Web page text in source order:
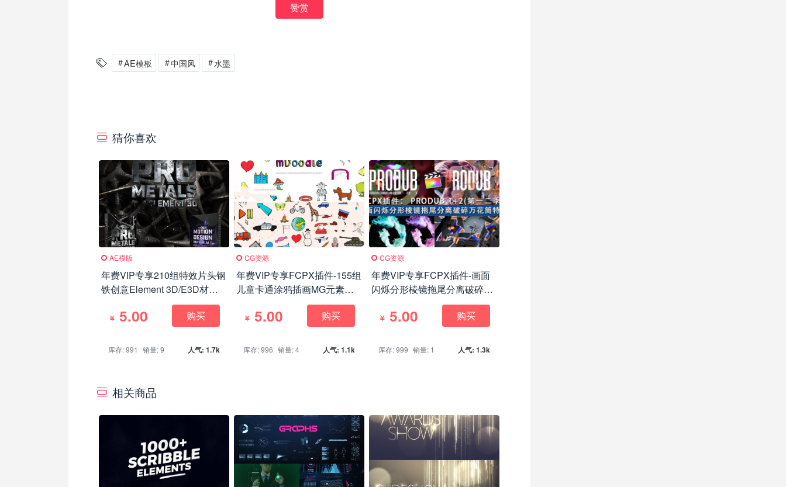
赞赏
AE模板 中国风 水墨
猜你喜欢
AE模版
年费VIP专享210组特效片头钢
铁创意Element 3D/E3D材质
5.00 购买
库存: 991 销量: 9 人气: 1.7k
CG资源
年费VIP专享FCPX插件-155组
儿童卡通涂鸦插画MG元素动
画预设mDoodle + 使用教程
5.00 购买
库存: 996 销量: 4 人气: 1.1k
CG资源
年费VIP专享FCPX插件-画面
闪烁分形棱镜拖尾分离破碎特
效 PRODUB 1+2
5.00 购买
库存: 999 销量: 1 人气: 1.3k
相关商品